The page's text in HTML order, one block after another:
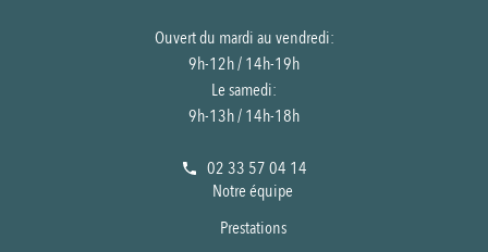
Ouvert du mardi au vendredi:
9h-12h / 14h-19h
Le samedi:
9h-13h / 14h-18h
02 33 57 04 14
Notre équipe
Prestations